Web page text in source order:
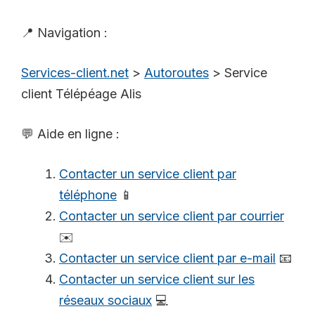
📍 Navigation :
Services-client.net > Autoroutes > Service
client Télépéage Alis
💬 Aide en ligne :
Contacter un service client par
téléphone 📱
Contacter un service client par courrier
✉️
Contacter un service client par e-mail 📧
Contacter un service client sur les
réseaux sociaux 💻